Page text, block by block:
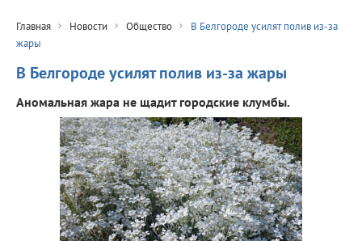
Главная Новости Общество
В Белгороде усилят полив из-за
жары
В Белгороде усилят полив из-за жары
Аномальная жара не щадит городские клумбы.